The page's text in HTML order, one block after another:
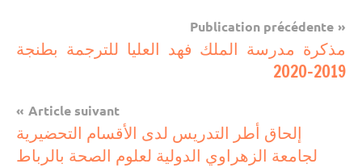
مباريات
مباريات
Navigation
de
l’article
Publication précédente
مذكرة مدرسة الملك فهد العليا للترجمة بطنجة
2019-2020
Article suivant
إلحاق أطر التدريس لدى الأقسام التحضيرية
لجامعة الزهراوي الدولية لعلوم الصحة بالرباط